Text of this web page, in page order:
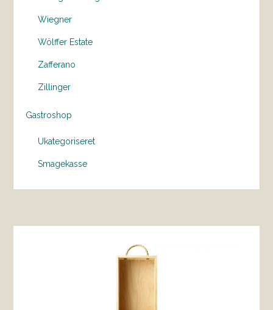
Wiegner
Wölffer Estate
Zafferano
Zillinger
Gastroshop
Ukategoriseret
Smagekasse